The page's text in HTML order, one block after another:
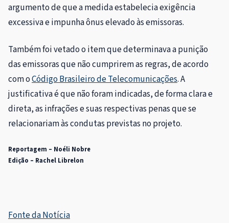
argumento de que a medida estabelecia exigência
excessiva e impunha ônus elevado às emissoras.
Também foi vetado o item que determinava a punição
das emissoras que não cumprirem as regras, de acordo
com oCódigo Brasileiro de Telecomunicações. A
justificativa é que não foram indicadas, de forma clara e
direta, as infrações e suas respectivas penas que se
relacionariam às condutas previstas no projeto.
Reportagem – Noéli Nobre
Edição – Rachel Librelon
Fonte da Notícia